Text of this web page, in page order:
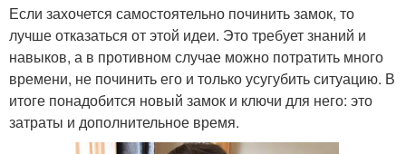
Если захочется самостоятельно починить замок, то
лучше отказаться от этой идеи. Это требует знаний и
навыков, а в противном случае можно потратить много
времени, не починить его и только усугубить ситуацию. В
итоге понадобится новый замок и ключи для него: это
затраты и дополнительное время.